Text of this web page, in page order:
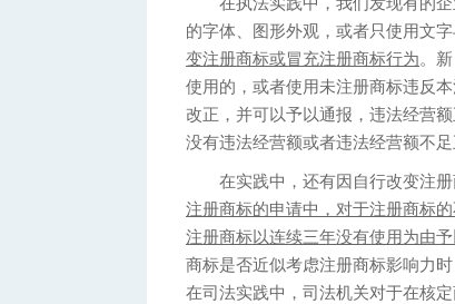
的字体、图形外观，或者只使用文
变注册商标或冒充注册商标行为。
使用的，或者使用未注册商标违反
改正，并可以予以通报，违法经营
没有违法经营额或者违法经营额不
在实践中，还有因自行改变注册
注册商标的申请中，对于注册商标
注册商标以连续三年没有使用为由予
商标是否近似考虑注册商标影响力时
在司法实践中，司法机关对于在核